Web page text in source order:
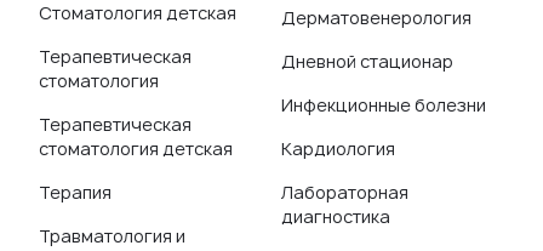
Стоматология детская
Терапевтическая
стоматология
Терапевтическая
стоматология детская
Терапия
Травматология и
Дерматовенерология
Дневной стационар
Инфекционные болезни
Кардиология
Лабораторная
диагностика